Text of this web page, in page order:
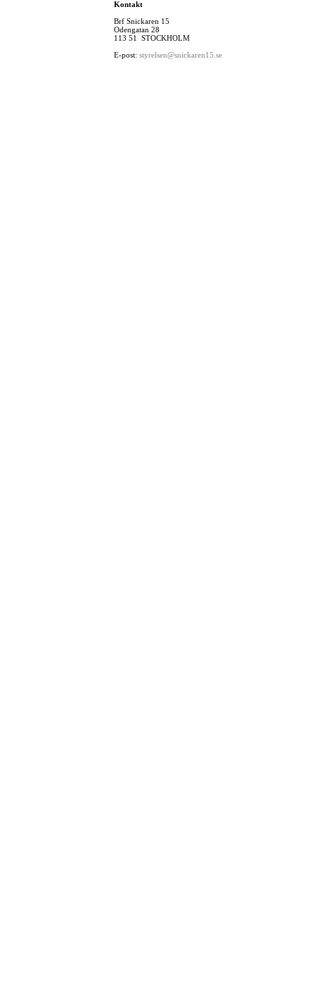
Kontakt
Brf Snickaren 15
Odengatan 28
113 51 STOCKHOLM
E-post: styrelsen@snickaren15.se